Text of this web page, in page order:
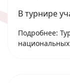
В турнире
Подробнее:
национальных